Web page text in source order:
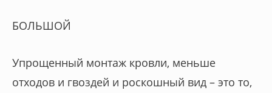
БОЛЬШОЙ
Упрощенный монтаж кровли, меньше
отходов и гвоздей и роскошный вид – это то,